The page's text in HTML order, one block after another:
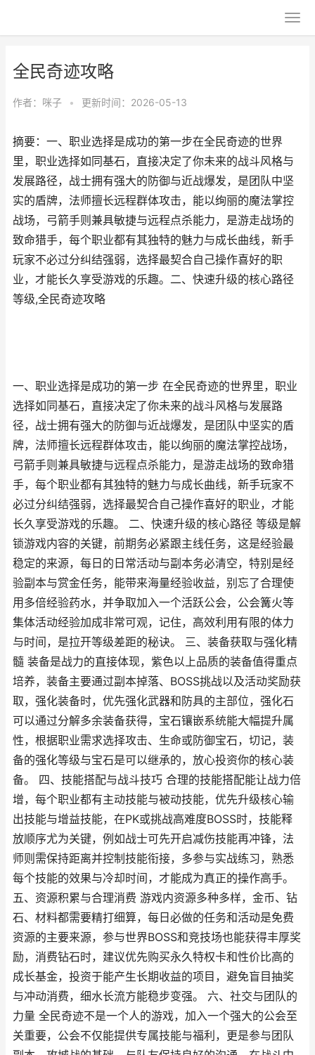
全民奇迹攻略
作者： 咪子 • 更新时间：2026-05-13
摘要：一、职业选择是成功的第一步在全民奇迹的世界
里，职业选择如同基石，直接决定了你未来的战斗风格与
发展路径，战士拥有强大的防御与近战爆发，是团队中坚
实的盾牌，法师擅长远程群体攻击，能以绚丽的魔法掌控
战场，弓箭手则兼具敏捷与远程点杀能力，是游走战场的
致命猎手，每个职业都有其独特的魅力与成长曲线，新手
玩家不必过分纠结强弱，选择最契合自己操作喜好的职
业，才能长久享受游戏的乐趣。二、快速升级的核心路径
等级,全民奇迹攻略
一、职业选择是成功的第一步 在全民奇迹的世界里，职业
选择如同基石，直接决定了你未来的战斗风格与发展路
径，战士拥有强大的防御与近战爆发，是团队中坚实的盾
牌，法师擅长远程群体攻击，能以绚丽的魔法掌控战场，
弓箭手则兼具敏捷与远程点杀能力，是游走战场的致命猎
手，每个职业都有其独特的魅力与成长曲线，新手玩家不
必过分纠结强弱，选择最契合自己操作喜好的职业，才能
长久享受游戏的乐趣。 二、快速升级的核心路径 等级是解
锁游戏内容的关键，前期务必紧跟主线任务，这是经验最
稳定的来源，每日的日常活动与副本务必清空，特别是经
验副本与赏金任务，能带来海量经验收益，别忘了合理使
用多倍经验药水，并争取加入一个活跃公会，公会篝火等
集体活动经验加成非常可观，记住，高效利用有限的体力
与时间，是拉开等级差距的秘诀。 三、装备获取与强化精
髓 装备是战力的直接体现，紫色以上品质的装备值得重点
培养，装备主要通过副本掉落、BOSS挑战以及活动奖励获
取，强化装备时，优先强化武器和防具的主部位，强化石
可以通过分解多余装备获得，宝石镶嵌系统能大幅提升属
性，根据职业需求选择攻击、生命或防御宝石，切记，装
备的强化等级与宝石是可以继承的，放心投资你的核心装
备。 四、技能搭配与战斗技巧 合理的技能搭配能让战力倍
增，每个职业都有主动技能与被动技能，优先升级核心输
出技能与增益技能，在PK或挑战高难度BOSS时，技能释
放顺序尤为关键，例如战士可先开启减伤技能再冲锋，法
师则需保持距离并控制技能衔接，多参与实战练习，熟悉
每个技能的效果与冷却时间，才能成为真正的操作高手。
五、资源积累与合理消费 游戏内资源多种多样，金币、钻
石、材料都需要精打细算，每日必做的任务和活动是免费
资源的主要来源，参与世界BOSS和竞技场也能获得丰厚奖
励，消费钻石时，建议优先购买永久特权卡和性价比高的
成长基金，投资于能产生长期收益的项目，避免盲目抽奖
与冲动消费，细水长流方能稳步变强。 六、社交与团队的
力量 全民奇迹不是一个人的游戏，加入一个强大的公会至
关重要，公会不仅能提供专属技能与福利，更是参与团队